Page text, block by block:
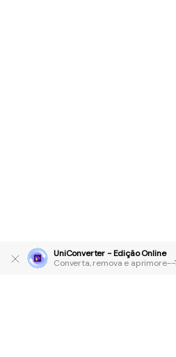
UniConverter - Edição Online
Converta, remova e aprimore--